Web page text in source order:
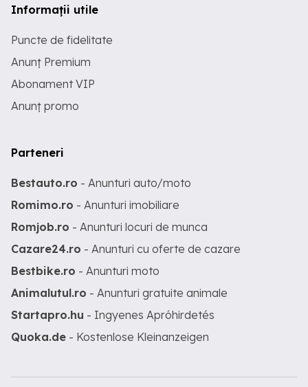
Informații utile
Puncte de fidelitate
Anunț Premium
Abonament VIP
Anunț promo
Parteneri
Bestauto.ro - Anunturi auto/moto
Romimo.ro - Anunturi imobiliare
Romjob.ro - Anunturi locuri de munca
Cazare24.ro - Anunturi cu oferte de cazare
Bestbike.ro - Anunturi moto
Animalutul.ro - Anunturi gratuite animale
Startapro.hu - Ingyenes Apróhirdetés
Quoka.de - Kostenlose Kleinanzeigen